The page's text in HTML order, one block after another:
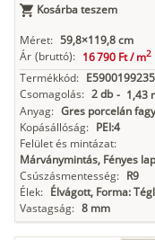
Kosárba teszem
Méret: 59,8×119,8 cm
Ár (bruttó): 16 790 Ft /m2
Termékkód:
Csomagolás: 2 db - 1,43
Anyag: Gres porcelán
Kopásállóság: PEI:4
Felület és mintázat:
Márványmintás, Fényes
Csúszásmentesség: R9
Élek: Élvágott, Forma:
Vastagság: 8 mm